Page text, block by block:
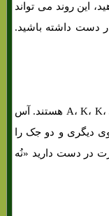
این روند می تواند
دست داشته باشید.
مثال: شش کارت قابل مشاهده شـما A، K، K، J، J، 9 هستند. آس
دیگری و دو جک را
در دست دارید «نُه